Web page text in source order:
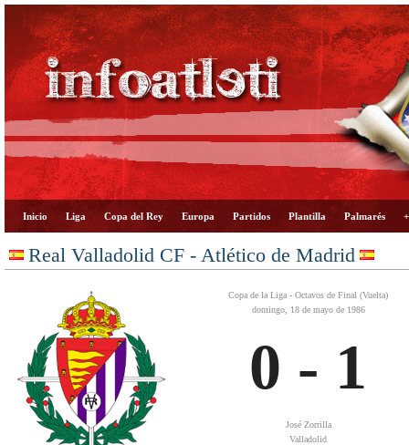
Inicio Liga Copa del Rey Europa Partidos Plantilla Palmarés
Real Valladolid CF - Atlético de Madrid
Copa de la Liga - Octavos de Final (Vuelta)
domingo, 18 de mayo de 1986
0 - 1
José Zorrilla
Valladolid